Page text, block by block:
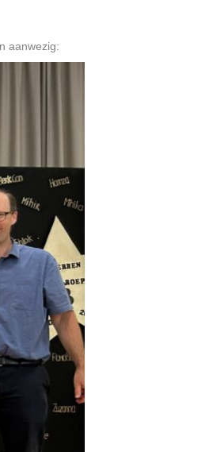
aanwezig: